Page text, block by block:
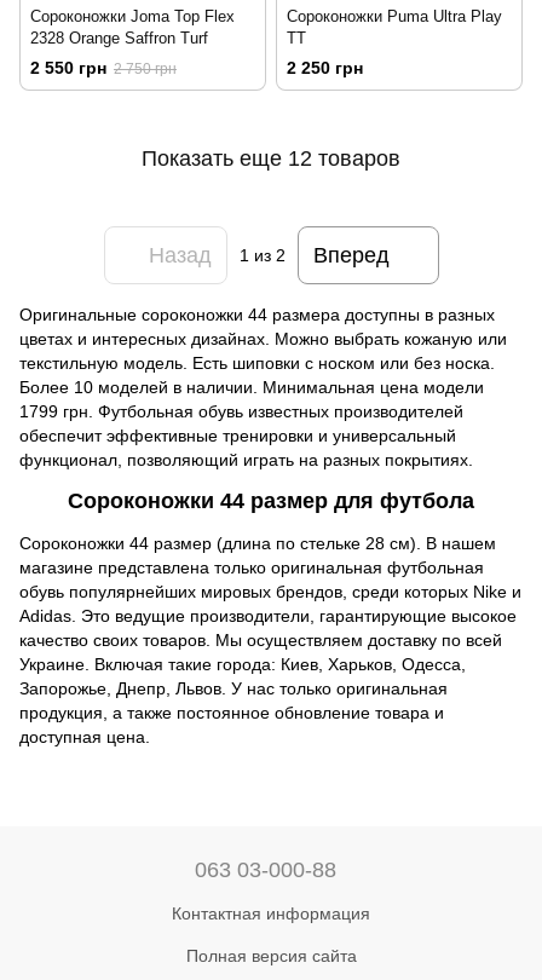
Сороконожки Joma Top Flex
2328 Orange Saffron Turf
2 550 грн 2 750 грн
Сороконожки Puma Ultra Play
TT
2 250 грн
Показать еще 12 товаров
Назад 1из 2 Вперед
Оригинальные сороконожки 44 размера доступны в разных
цветах и ​​интересных дизайнах. Можно выбрать кожаную или
текстильную модель. Есть шиповки с носком или без носка.
Более 10 моделей в наличии. Минимальная цена модели
1799 грн. Футбольная обувь известных производителей
обеспечит эффективные тренировки и универсальный
функционал, позволяющий играть на разных покрытиях.
Сороконожки 44 размер для футбола
Сороконожки 44 размер (длина по стельке 28 см). В нашем
магазине представлена только оригинальная футбольная
обувь популярнейших мировых брендов, среди которых Nike и
Adidas. Это ведущие производители, гарантирующие высокое
качество своих товаров. Мы осуществляем доставку по всей
Украине. Включая такие города: Киев, Харьков, Одесса,
Запорожье, Днепр, Львов. У нас только оригинальная
продукция, а также постоянное обновление товара и
доступная цена.
063 03-000-88
Контактная информация
Полная версия сайта